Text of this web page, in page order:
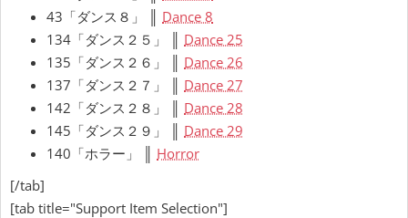
43「ダンス８」 ║ Dance 8
134「ダンス２５」 ║ Dance 25
135「ダンス２６」 ║ Dance 26
137「ダンス２７」 ║ Dance 27
142「ダンス２８」 ║ Dance 28
145「ダンス２９」 ║ Dance 29
140「ホラー」 ║ Horror
[/tab]
[tab title="Support Item Selection"]